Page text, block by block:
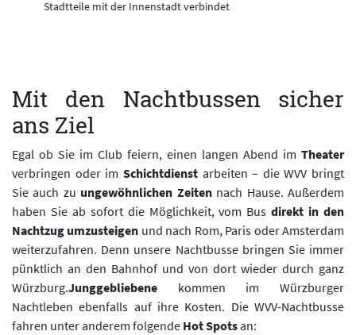
Stadtteile mit der Innenstadt verbindet
Mit den Nachtbussen sicher
ans Ziel
Egal ob Sie im Club feiern, einen langen Abend im Theater
verbringen oder im Schichtdienstarbeiten – die WVV bringt
Sie auch zu ungewöhnlichen Zeitennach Hause. Außerdem
haben Sie ab sofort die Möglichkeit, vom Busdirekt in den
Nachtzug umzusteigen und nach Rom, Paris oder Amsterdam
weiterzufahren. Denn unsere Nachtbusse bringen Sie immer
pünktlich an den Bahnhof und von dort wieder durch ganz
Würzburg.Junggebliebene kommen im Würzburger
Nachtleben ebenfalls auf ihre Kosten. Die WVV-Nachtbusse
fahren unter anderem folgende Hot Spotsan: